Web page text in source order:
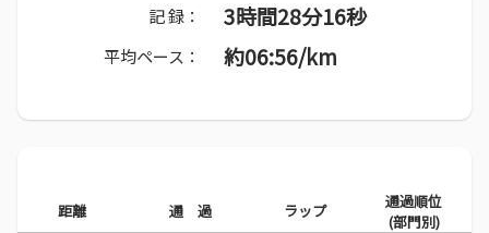
記 録： 3時間28分16秒
平均ペース： 約06:56/km
距離 通 過 ラップ
通過順位
(部門別)